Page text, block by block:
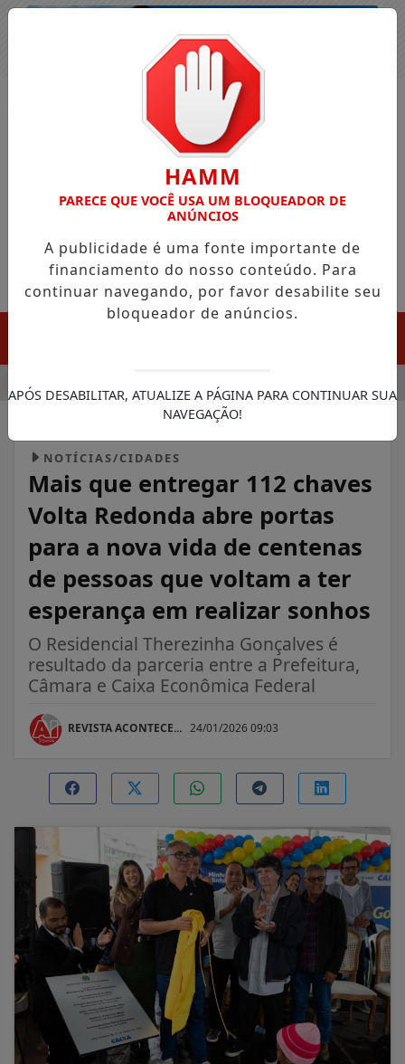
NOTÍCIAS/CIDADES
Mais que entregar 112 chaves
Volta Redonda abre portas
para a nova vida de centenas
de pessoas que voltam a ter
esperança em realizar sonhos
O Residencial Therezinha Gonçalves é
resultado da parceria entre a Prefeitura,
Câmara e Caixa Econômica Federal
REVISTA ACONTECE... 24/01/2026 09:03
HAMM
PARECE QUE VOCÊ USA UM BLOQUEADOR DE
ANÚNCIOS
A publicidade é uma fonte importante de
financiamento do nosso conteúdo. Para
continuar navegando, por favor desabilite seu
bloqueador de anúncios.
APÓS DESABILITAR, ATUALIZE A PÁGINA PARA CONTINUAR SUA
NAVEGAÇÃO!